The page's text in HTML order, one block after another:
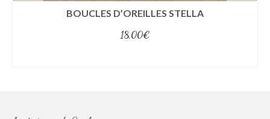
BOUCLES D’OREILLES STELLA
18,00€